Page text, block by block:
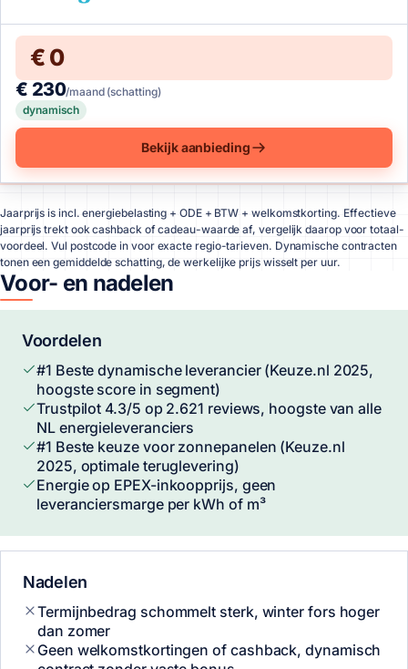
€ 0
€ 230/maand (schatting)
dynamisch
Bekijk aanbieding
Jaarprijs is incl. energiebelasting + ODE + BTW + welkomstkorting. Effectieve
jaarprijs trekt ook cashback of cadeau-waarde af, vergelijk daarop voor totaal-
voordeel. Vul postcode in voor exacte regio-tarieven. Dynamische contracten
tonen een gemiddelde schatting, de werkelijke prijs wisselt per uur.
Voor- en nadelen
Voordelen
#1 Beste dynamische leverancier (Keuze.nl 2025,
hoogste score in segment)
Trustpilot 4.3/5 op 2.621 reviews, hoogste van alle
NL energieleveranciers
#1 Beste keuze voor zonnepanelen (Keuze.nl
2025, optimale teruglevering)
Energie op EPEX-inkoopprijs, geen
leveranciersmarge per kWh of m³
Nadelen
Termijnbedrag schommelt sterk, winter fors hoger
dan zomer
Geen welkomstkortingen of cashback, dynamisch